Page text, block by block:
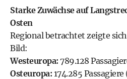
Starke Zuwächse auf
Osten
Regional betrachtet zeigte
Bild:
Westeuropa: 789.128
Osteuropa: 174.285